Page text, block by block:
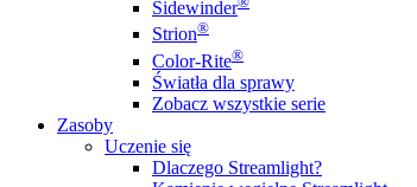
Sidewinder
Strion®
Color-Rite®
Światła dla sprawy
Zobacz wszystkie serie
Zasoby
Uczenie się
Dlaczego Streamlight?